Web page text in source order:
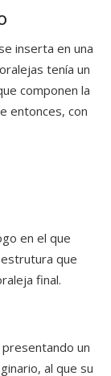
inserta en una
tenía un
componen la
entonces, con
en el que
que
final.
un
al que su